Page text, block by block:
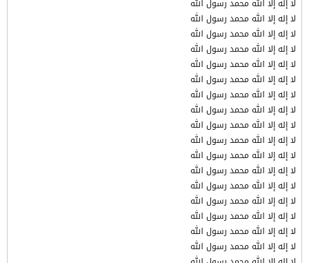
لا إله إلا الله محمد رسول الله
لا إله إلا الله محمد رسول الله
لا إله إلا الله محمد رسول الله
لا إله إلا الله محمد رسول الله
لا إله إلا الله محمد رسول الله
لا إله إلا الله محمد رسول الله
لا إله إلا الله محمد رسول الله
لا إله إلا الله محمد رسول الله
لا إله إلا الله محمد رسول الله
لا إله إلا الله محمد رسول الله
لا إله إلا الله محمد رسول الله
لا إله إلا الله محمد رسول الله
لا إله إلا الله محمد رسول الله
لا إله إلا الله محمد رسول الله
لا إله إلا الله محمد رسول الله
لا إله إلا الله محمد رسول الله
لا إله إلا الله محمد رسول الله